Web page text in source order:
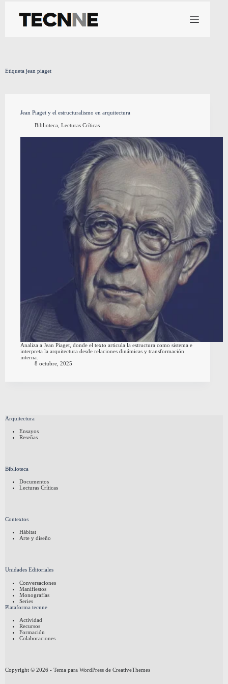
contenido
Etiqueta jean piaget
Jean Piaget y el estructuralismo en arquitectura
Biblioteca, Lecturas Críticas
Analiza a Jean Piaget, donde el texto articula la estructura como sistema e
interpreta la arquitectura desde relaciones dinámicas y transformación
interna.
8 octubre, 2025
Arquitectura
Ensayos
Reseñas
Biblioteca
Documentos
Lecturas Críticas
Contextos
Hábitat
Arte y diseño
Unidades Editoriales
Conversaciones
Manifiestos
Monografías
Series
Plataforma tecnne
Actividad
Recursos
Formación
Colaboraciones
Copyright © 2026 - Tema para WordPress de CreativeThemes